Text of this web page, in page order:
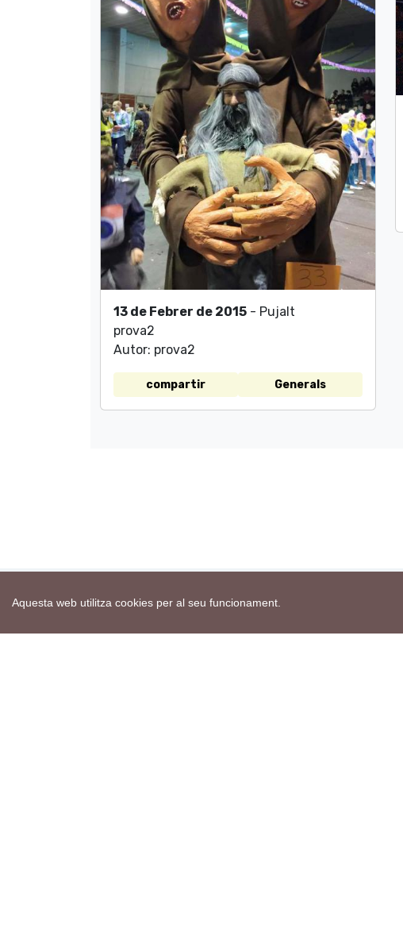
Aquesta web utilitza cookies per al seu funcionament.
13 de Febrer de 2015 - Pujalt
prova2
Autor: prova2
compartir Generals